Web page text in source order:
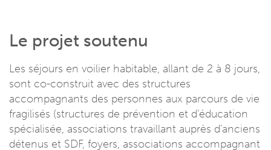
Le projet soutenu
Les séjours en voilier habitable, allant de 2 à 8 jours,
sont co-construit avec des structures
accompagnants des personnes aux parcours de vie
fragilisés (structures de prévention et d'éducation
spécialisée, associations travaillant auprès d'anciens
détenus et SDF, foyers, associations accompagnant